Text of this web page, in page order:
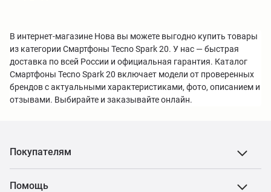
В интернет-магазине Нова вы можете выгодно купить товары
из категории Смартфоны Tecno Spark 20. У нас — быстрая
доставка по всей России и официальная гарантия. Каталог
Смартфоны Tecno Spark 20 включает модели от проверенных
брендов с актуальными характеристиками, фото, описанием и
отзывами. Выбирайте и заказывайте онлайн.
Покупателям
Помощь